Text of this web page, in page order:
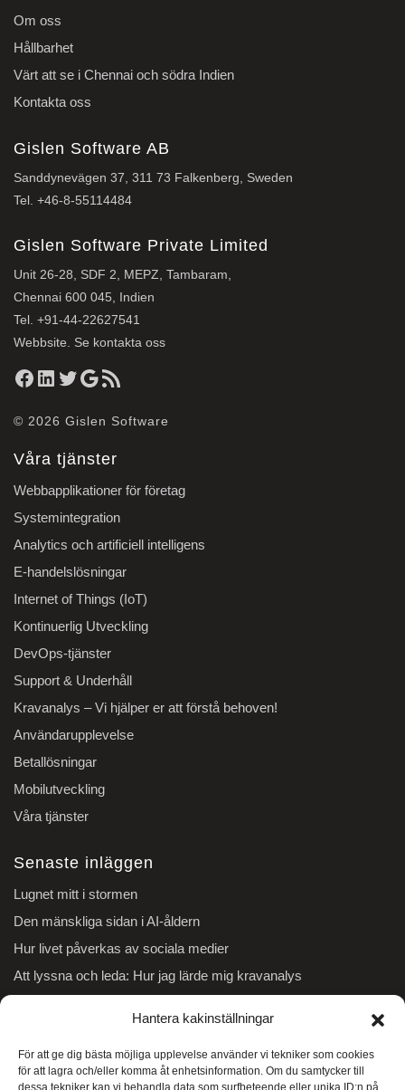
Hantera kakinställningar
För att ge dig bästa möjliga upplevelse använder vi tekniker som cookies
för att lagra och/eller komma åt enhetsinformation. Om du samtycker till
dessa tekniker kan vi behandla data som surfbeteende eller unika ID:n på
Om oss
Hållbarhet
Värt att se i Chennai och södra Indien
Kontakta oss
Gislen Software AB
Sanddynevägen 37, 311 73 Falkenberg, Sweden
Tel. +46-8-55114484
Gislen Software Private Limited
Unit 26-28, SDF 2, MEPZ, Tambaram,
Chennai 600 045, Indien
Tel. +91-44-22627541
Webbsite. Se kontakta oss
Facebook
LinkedIn
Twitter
Google
RSS-flöde
© 2026 Gislen Software
Våra tjänster
Webbapplikationer för företag
Systemintegration
Analytics och artificiell intelligens
E-handelslösningar
Internet of Things (IoT)
Kontinuerlig Utveckling
DevOps-tjänster
Support & Underhåll
Kravanalys – Vi hjälper er att förstå behoven!
Användarupplevelse
Betallösningar
Mobilutveckling
Våra tjänster
Senaste inläggen
Lugnet mitt i stormen
Den mänskliga sidan i AI-åldern
Hur livet påverkas av sociala medier
Att lyssna och leda: Hur jag lärde mig kravanalys
Gamla system – hinder eller affärsmöjlighet?
Koldioxidkompensation för räkenskapsåret 2024/25
Molnet – framtidens IT-plattform eller en säkerhetsrisk?